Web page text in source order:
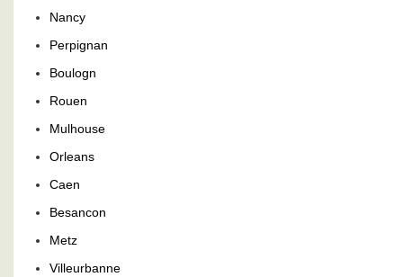
Nancy
Perpignan
Boulogn
Rouen
Mulhouse
Orleans
Caen
Besancon
Metz
Villeurbanne